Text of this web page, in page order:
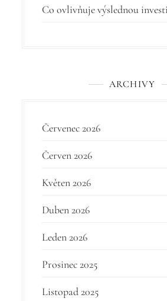
p
Co ovlivňuje výslednou
ARCHIVY
Červenec 2026
Červen 2026
Květen 2026
Duben 2026
Leden 2026
Prosinec 2025
Listopad 2025